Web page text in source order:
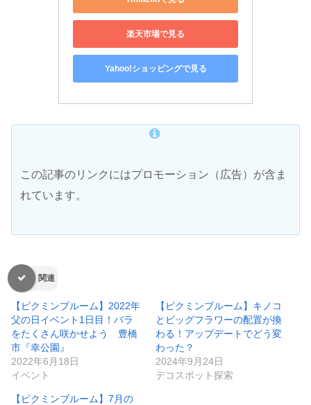
楽天市場で見る
Yahoo!ショッピングで見る
この記事のリンクにはプロモーション（広告）が含ま
れています。
関連
【ピクミンブルーム】2022年
父の日イベント1日目！バラ
をたくさん咲かせよう 豊橋
市『幸公園』
2022年6月18日
イベント
【ピクミンブルーム】キノコ
とビッグフラワーの配置が換
わる！アップデートでどう変
わった？
2024年9月24日
デコスポット探索
【ピクミンブルーム】7月の